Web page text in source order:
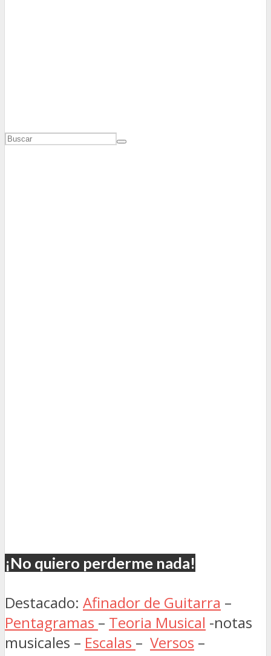
¡No quiero perderme nada!
Destacado: Afinador de Guitarra –
Pentagramas – Teoria Musical -notas
musicales – Escalas – Versos –